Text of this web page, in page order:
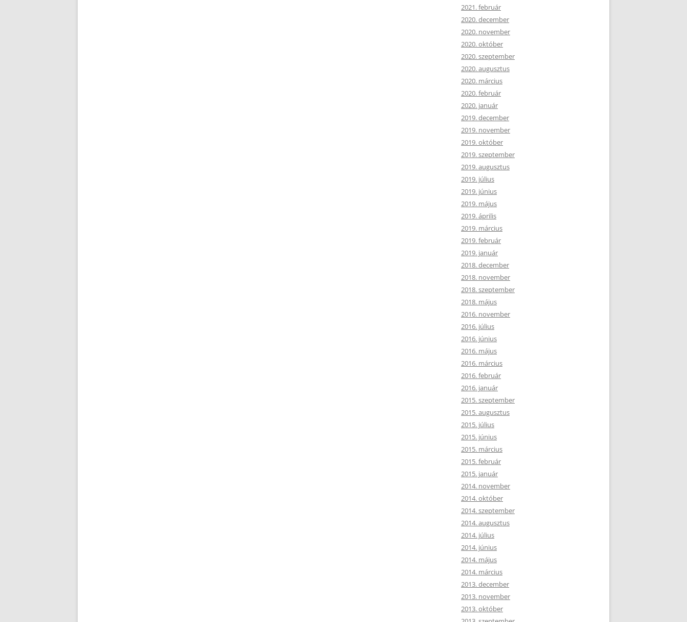
2021. február
2020. december
2020. november
2020. október
2020. szeptember
2020. augusztus
2020. március
2020. február
2020. január
2019. december
2019. november
2019. október
2019. szeptember
2019. augusztus
2019. július
2019. június
2019. május
2019. április
2019. március
2019. február
2019. január
2018. december
2018. november
2018. szeptember
2018. május
2016. november
2016. július
2016. június
2016. május
2016. március
2016. február
2016. január
2015. szeptember
2015. augusztus
2015. július
2015. június
2015. március
2015. február
2015. január
2014. november
2014. október
2014. szeptember
2014. augusztus
2014. július
2014. június
2014. május
2014. március
2013. december
2013. november
2013. október